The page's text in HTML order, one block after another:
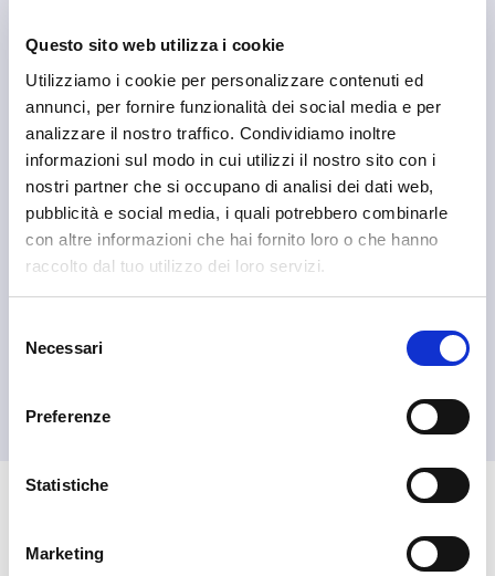
Questo sito web utilizza i cookie
Utilizziamo i cookie per personalizzare contenuti ed
annunci, per fornire funzionalità dei social media e per
analizzare il nostro traffico. Condividiamo inoltre
informazioni sul modo in cui utilizzi il nostro sito con i
nostri partner che si occupano di analisi dei dati web,
pubblicità e social media, i quali potrebbero combinarle
con altre informazioni che hai fornito loro o che hanno
raccolto dal tuo utilizzo dei loro servizi.
delNecessari
Preferenze
Statistiche
Marketing
Madesimo